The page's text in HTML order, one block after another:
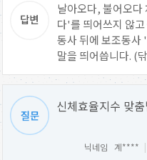
날아오다, 불어오다
다'를 띄어쓰지 않
동사 뒤에 보조동사
말을 띄어씁니다. (
신체효율지수 맞춤
닉네임 계**** |